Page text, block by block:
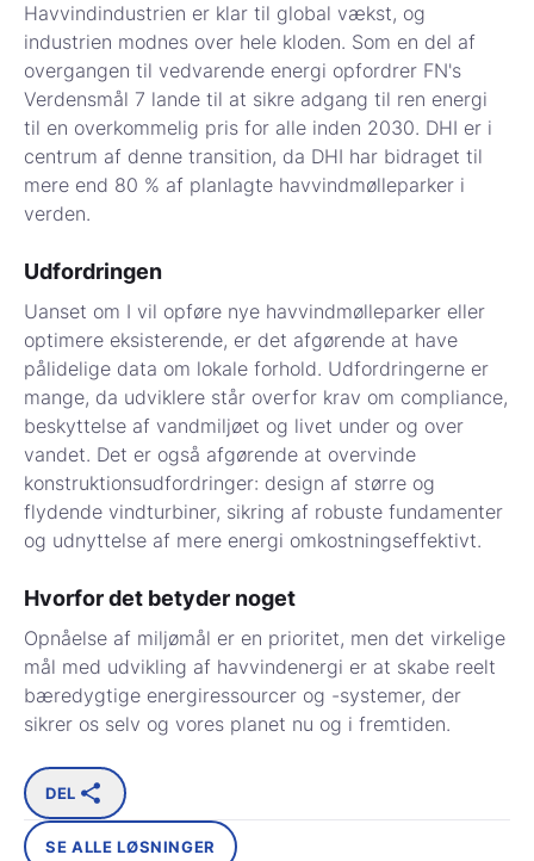
Havvindindustrien er klar til global vækst, og
industrien modnes over hele kloden. Som en del af
overgangen til vedvarende energi opfordrer FN's
Verdensmål 7 lande til at sikre adgang til ren energi
til en overkommelig pris for alle inden 2030. DHI er i
centrum af denne transition, da DHI har bidraget til
mere end 80 % af planlagte havvindmølleparker i
verden.
Udfordringen
Uanset om I vil opføre nye havvindmølleparker eller
optimere eksisterende, er det afgørende at have
pålidelige data om lokale forhold. Udfordringerne er
mange, da udviklere står overfor krav om compliance,
beskyttelse af vandmiljøet og livet under og over
vandet. Det er også afgørende at overvinde
konstruktionsudfordringer: design af større og
flydende vindturbiner, sikring af robuste fundamenter
og udnyttelse af mere energi omkostningseffektivt.
Hvorfor det betyder noget
Opnåelse af miljømål er en prioritet, men det virkelige
mål med udvikling af havvindenergi er at skabe reelt
bæredygtige energiressourcer og -systemer, der
sikrer os selv og vores planet nu og i fremtiden.
DEL
SE ALLE LØSNINGER